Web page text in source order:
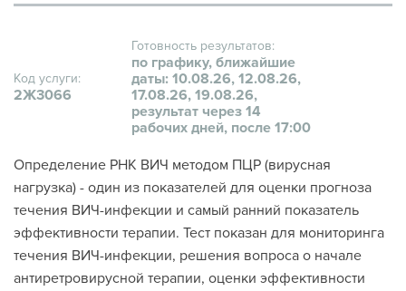
Код услуги:
2Ж3066
Готовность результатов:
по графику, ближайшие
даты: 10.08.26, 12.08.26,
17.08.26, 19.08.26,
результат через 14
рабочих дней, после 17:00
Определение РНК ВИЧ методом ПЦР (вирусная
нагрузка) - один из показателей для оценки прогноза
течения ВИЧ-инфекции и самый ранний показатель
эффективности терапии. Тест показан для мониторинга
течения ВИЧ-инфекции, решения вопроса о начале
антиретровирусной терапии, оценки эффективности